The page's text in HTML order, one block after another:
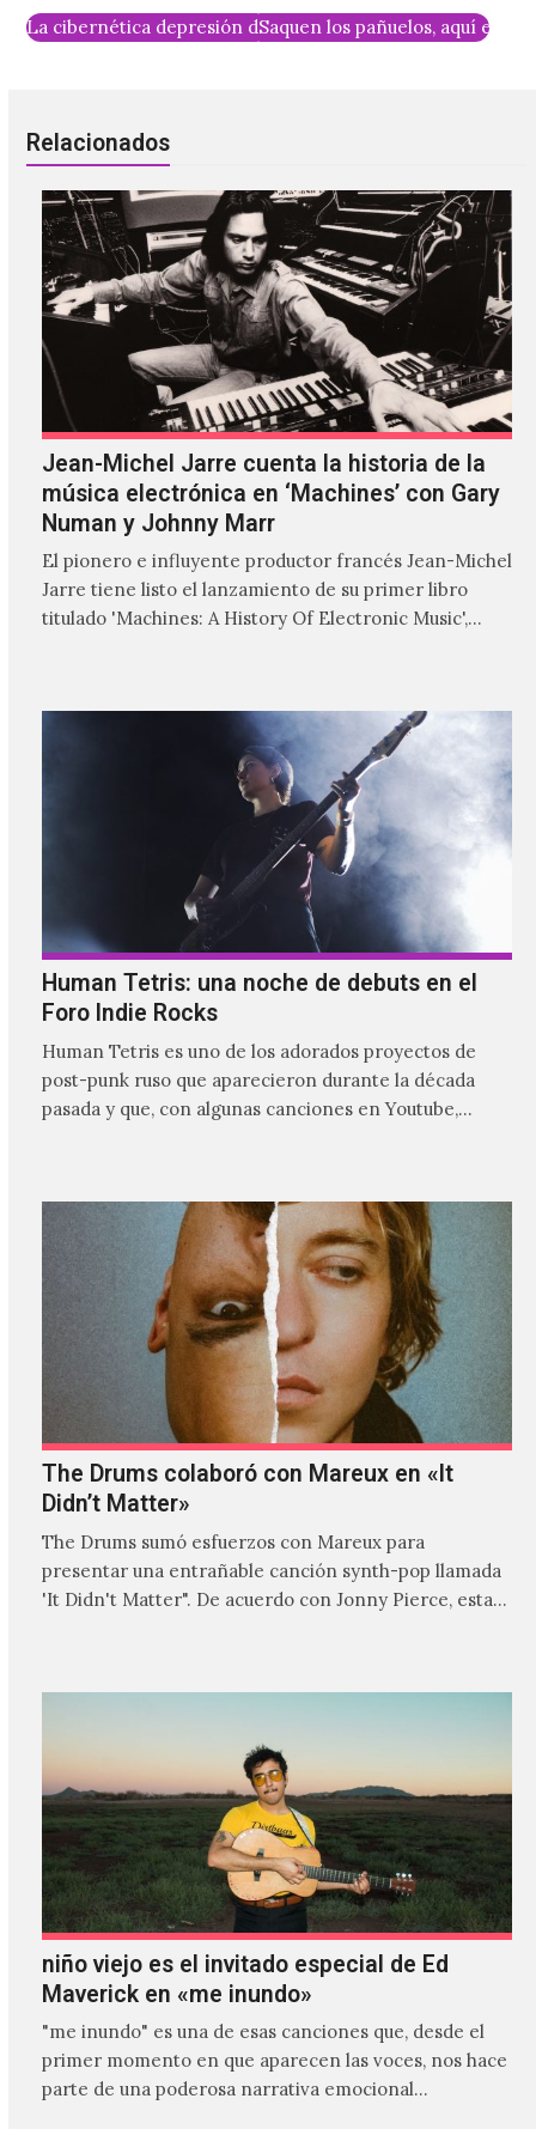
La cibernética depresión de Princess Chelsea
Saquen los pañuelos, aquí está
Relacionados
Jean-Michel Jarre cuenta la historia de la
música electrónica en ‘Machines’ con Gary
Numan y Johnny Marr
El pionero e influyente productor francés Jean-Michel
Jarre tiene listo el lanzamiento de su primer libro
titulado 'Machines: A History Of Electronic Music',
Human Tetris: una noche de debuts en el
Foro Indie Rocks
Human Tetris es uno de los adorados proyectos de
post-punk ruso que aparecieron durante la década
pasada y que, con algunas canciones en Youtube,
The Drums colaboró con Mareux en «It
Didn’t Matter»
The Drums sumó esfuerzos con Mareux para
presentar una entrañable canción synth-pop llamada
'It Didn't Matter". De acuerdo con Jonny Pierce, esta
niño viejo es el invitado especial de Ed
Maverick en «me inundo»
"me inundo" es una de esas canciones que, desde el
primer momento en que aparecen las voces, nos hace
parte de una poderosa narrativa emocional…